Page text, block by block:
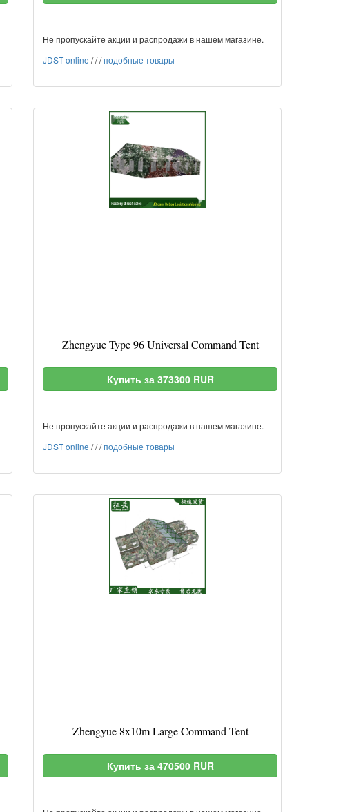
Не пропускайте акции и распродажи в нашем магазине.
JDST online ///подобные товары
Zhengyue Type 96 Universal Command Tent
Купить за 373300 RUR
Не пропускайте акции и распродажи в нашем магазине.
JDST online ///подобные товары
Zhengyue 8x10m Large Command Tent
Купить за 470500 RUR